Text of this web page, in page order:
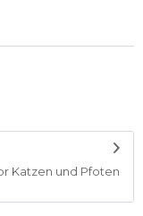
Katzen und Pfoten